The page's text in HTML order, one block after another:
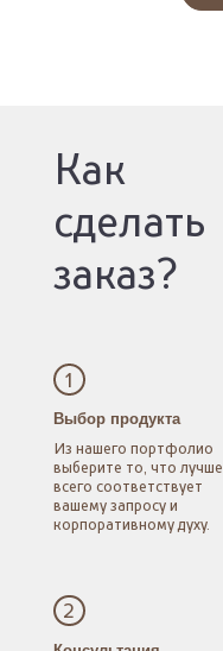
Как
сделать
заказ?
1
Выбор продукта
Из нашего портфолио
выберите то, что лучше
всего соответствует
вашему запросуи
корпоративному духу.
2